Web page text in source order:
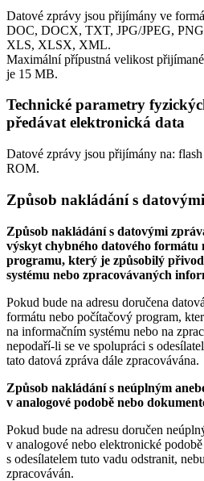
Datové zprávy jsou přijímány ve
DOC, DOCX, TXT, JPG/JPEG,
XLS, XLSX, XML.
Maximální přípustná velikost
je 15 MB.
Technické parametry
předávat elektronická data
Datové zprávy jsou přijímány na:
ROM.
Způsob nakládání s
Způsob nakládání s datovými
výskyt chybného datového formátu
programu, který je způsobilý
systému nebo zpracovávaných
Pokud bude na adresu doručena
formátu nebo počítačový program,
na informačním systému nebo na
nepodaří-li se ve spolupráci s
tato datová zpráva dále zpracovávána.
Způsob nakládání s neúplným
v analogové podobě nebo
Pokud bude na adresu doručen
v analogové nebo elektronické
s odesílatelem tuto vadu odstranit,
zpracováván.